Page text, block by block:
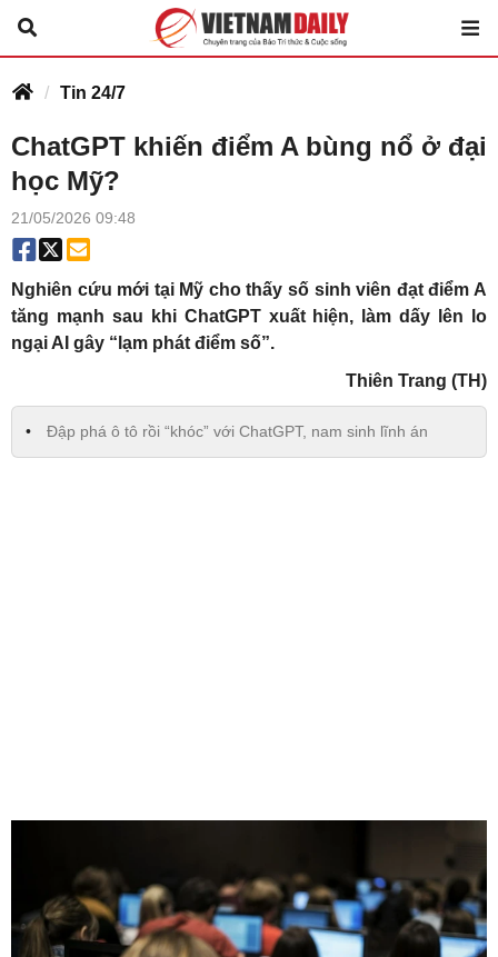
Tin 24/7
ChatGPT khiến điểm A bùng nổ ở đại
học Mỹ?
21/05/2026 09:48
Nghiên cứu mới tại Mỹ cho thấy số sinh viên đạt điểm A
tăng mạnh sau khi ChatGPT xuất hiện, làm dấy lên lo
ngại AI gây “lạm phát điểm số”.
Thiên Trang (TH)
Đập phá ô tô rồi “khóc” với ChatGPT, nam sinh lĩnh án